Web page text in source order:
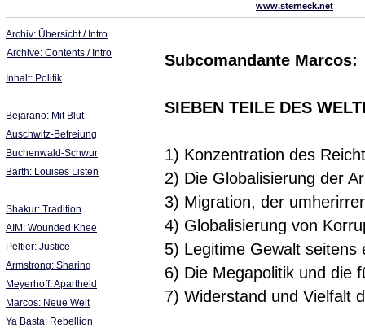
www.sterneck.net
Archiv: Übersicht / Intro
Archive: Contents / Intro
Inhalt: Politik
Bejarano: Mit Blut
Auschwitz-Befreiung
Buchenwald-Schwur
Barth: Louises Listen
Shakur: Tradition
AIM: Wounded Knee
Peltier: Justice
Armstrong: Sharing
Meyerhoff: Apartheid
Marcos: Neue Welt
Ya Basta: Rebellion
Subcomandante Marcos:
SIEBEN TEILE DES
1) Konzentration des
2) Die Globalisierung der
3) Migration, der
4) Globalisierung von
5) Legitime Gewalt seitens
6) Die Megapolitik und die
7) Widerstand und Vielfalt